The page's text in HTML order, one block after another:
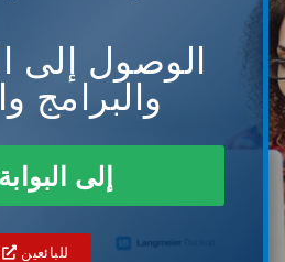
الوصول إلى
والبرامج
إلى البوابة
للبائعين